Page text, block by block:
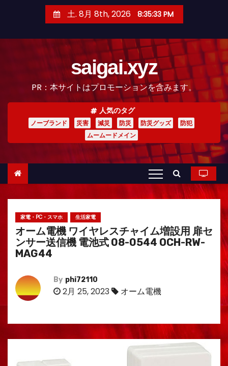
土. 8月 8th, 2026 8:35:34 PM
saigai.xyz
PR：本サイトはプロモーションを含みます。
人気のタグ
ノーブランド 災害 減災 防災 防災グッズ
防犯
ムームードメイン
家電・PC・スマホ 生活家電
オーム電機 ワイヤレスチャイム増設用 扉セ
ンサー送信機 電池式 08-0544 OCH-RW-
MAG44
By phi72110
2月 25, 2023 オーム電機